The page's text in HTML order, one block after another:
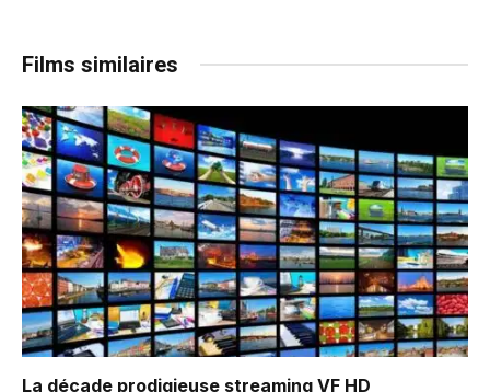
Films similaires
La décade prodigieuse streaming VF HD